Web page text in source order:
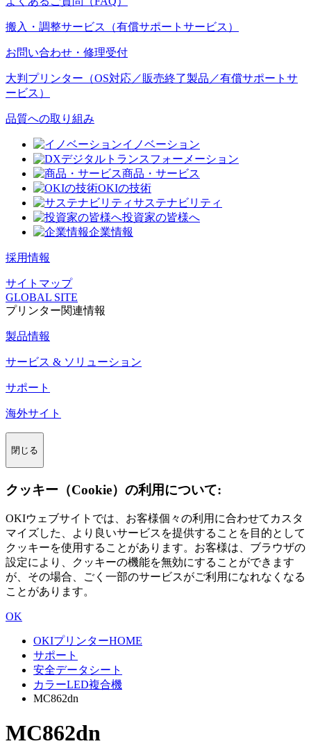
搬入・調整サービス（有償サポートサービス）
お問い合わせ・修理受付
大判プリンター（OS対応／販売終了製品／有償サポートサ
ービス）
品質への取り組み
イノベーション
デジタルトランスフォーメーション
商品・サービス
OKIの技術
サステナビリティ
投資家の皆様へ
企業情報
採用情報
サイトマップ
GLOBAL SITE
プリンター関連情報
製品情報
サービス & ソリューション
サポート
海外サイト
閉じる
クッキー（Cookie）の利用について:
OKIウェブサイトでは、お客様個々の利用に合わせてカスタ
マイズした、より良いサービスを提供することを目的として
クッキーを使用することがあります。お客様は、ブラウザの
設定により、クッキーの機能を無効にすることができます
が、その場合、ごく一部のサービスがご利用になれなくなる
ことがあります。
OK
OKIプリンターHOME
サポート
安全データシート
カラーLED複合機
MC862dn
MC862dn